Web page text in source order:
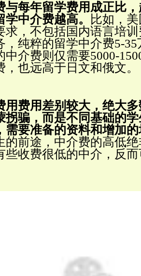
与每年留学费用成正比
中介费越高。
比如，
求，不包括国内语言培
，纯粹的留学中介费5-35
中介费则仅需要5000-
，也远高于日文和俄文。
用费用差别较大，绝大
拐骗，而是不同基础的
需要准备的资料和增加
的前途，中介费的高低
些收费很低的中介，反